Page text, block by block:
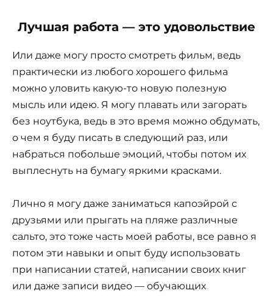
Лучшая работа — это удовольствие
Или даже могу просто смотреть фильм, ведь
практически из любого хорошего фильма
можно уловить какую-то новую полезную
мысль или идею. Я могу плавать или загорать
без ноутбука, ведь в это время можно обдумать,
о чем я буду писать в следующий раз, или
набраться побольше эмоций, чтобы потом их
выплеснуть на бумагу яркими красками.
Лично я могу даже заниматься капоэйрой с
друзьями или прыгать на пляже различные
сальто, это тоже часть моей работы, все равно я
потом эти навыки и опыт буду использовать
при написании статей, написании своих книг
или даже записи видео — обучающих